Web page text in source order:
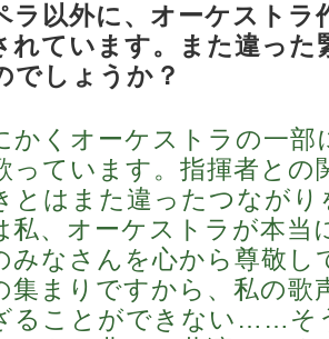
以外に、オーケストラ
れています。また違った
でしょうか？
くオーケストラの一部
っています。指揮者との
とはまた違ったつながり
、オーケストラが本当
みなさんを心から尊敬し
集まりですから、私の歌
ることができない……そ